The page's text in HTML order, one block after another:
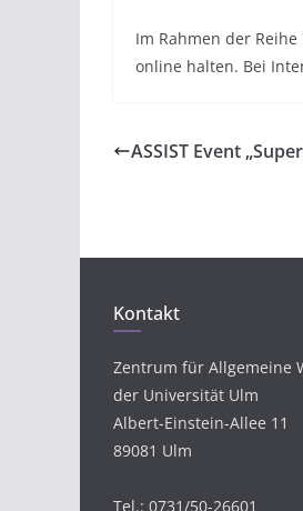
Im Rahmen der
online halten. Bei
ASSIST Event
Kontakt
Zentrum für Allgemeine
der Universität Ulm
Albert-Einstein-Allee 11
89081 Ulm
Tel.: 0731/50-26601